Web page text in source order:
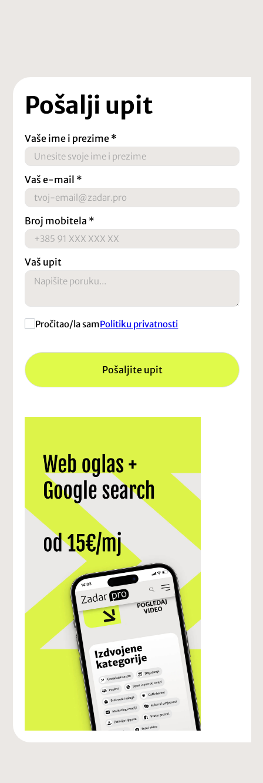
Pošalji upit
Vaše ime i prezime *
Vaš e-mail *
Broj mobitela *
Vaš upit
Pročitao/la samPolitiku privatnosti
Pošaljite upit